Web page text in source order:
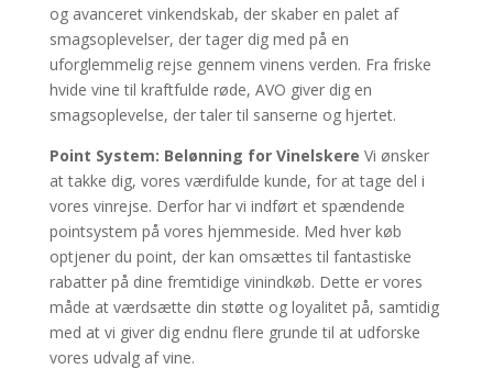
og avanceret vinkendskab, der skaber en palet af
smagsoplevelser, der tager dig med på en
uforglemmelig rejse gennem vinens verden. Fra friske
hvide vine til kraftfulde røde, AVO giver dig en
smagsoplevelse, der taler til sanserne og hjertet.
Point System: Belønning for Vinelskere Vi ønsker
at takke dig, vores værdifulde kunde, for at tage del i
vores vinrejse. Derfor har vi indført et spændende
pointsystem på vores hjemmeside. Med hver køb
optjener du point, der kan omsættes til fantastiske
rabatter på dine fremtidige vinindkøb. Dette er vores
måde at værdsætte din støtte og loyalitet på, samtidig
med at vi giver dig endnu flere grunde til at udforske
vores udvalg af vine.